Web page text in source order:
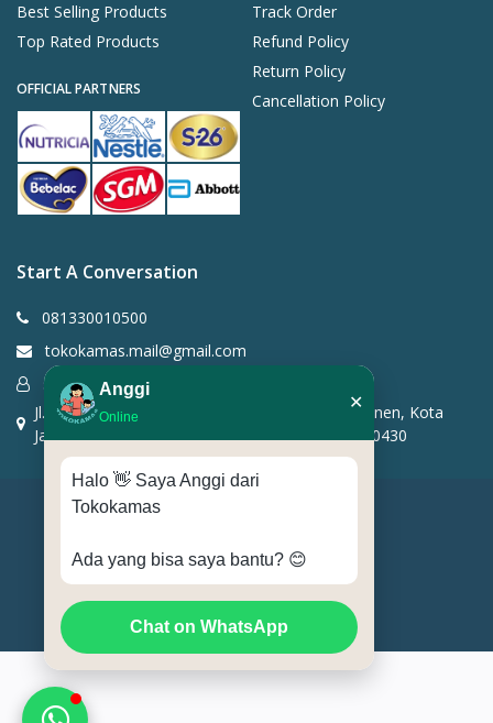
Best Selling Products
Top Rated Products
OFFICIAL PARTNERS
Track Order
Refund Policy
Return Policy
Cancellation Policy
Start A Conversation
081330010500
tokokamas.mail@gmail.com
support ticket
Jl. Salemba I No.14A, RT.4/RW.6, Kenari, Kec. Senen, Kota
Jakarta Pusat, Daerah Khusus Ibukota Jakarta 10430
privacy policy
Anggi
Online
✕
Halo 👋 Saya Anggi dari
Tokokamas
Ada yang bisa saya bantu? 😊
Chat on WhatsApp